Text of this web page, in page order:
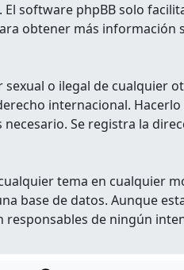
. El software phpBB solo
obtener más información
o ilegal de cualquier
internacional.
Se registra la
tema en cualquier
base de datos. Aunque
responsables de ningún